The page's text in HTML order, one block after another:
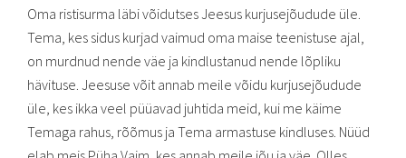
Oma ristisurma läbi võidutses Jeesus kurjusejõudude üle.
Tema, kes sidus kurjad vaimud oma maise teenistuse ajal,
on murdnud nende väe ja kindlustanud nende lõpliku
hävituse. Jeesuse võit annab meile võidu kurjusejõudude
üle, kes ikka veel püüavad juhtida meid, kui me käime
Temaga rahus, rõõmus ja Tema armastuse kindluses. Nüüd